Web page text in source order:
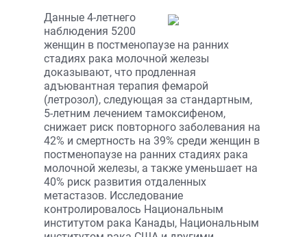
Данные 4-летнего
наблюдения 5200
женщин в постменопаузе на ранних
стадиях рака молочной железы
доказывают, что продленная
адъювантная терапия фемарой
(летрозол), следующая за стандартным,
5-летним лечением тамоксифеном,
снижает риск повторного заболевания на
42% и смертность на 39% среди женщин в
постменопаузе на ранних стадиях рака
молочной железы, а также уменьшает на
40% риск развития отдаленных
метастазов. Исследование
контролировалось Национальным
институтом рака Канады, Национальным